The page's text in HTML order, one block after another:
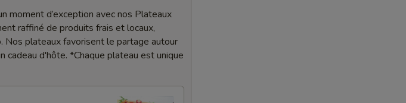
moment d’exception avec nos Plateaux
raffiné de produits frais et locaux,
Nos plateaux favorisent le partage autour
d'hôte. *Chaque plateau est unique